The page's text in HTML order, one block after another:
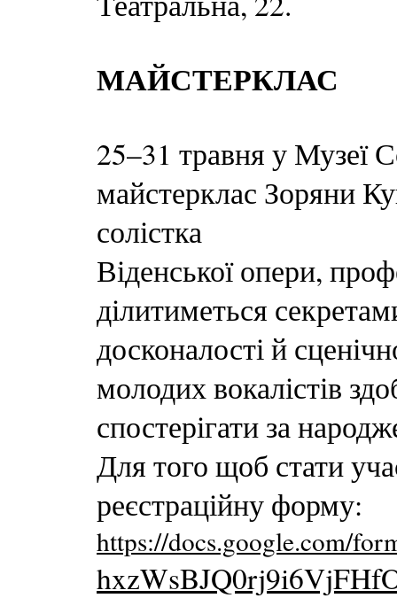
МАЙСТЕРКЛАС
25–31 травня у Музеї
майстерклас Зоряни
солістка
Віденської опери,
ділитиметься
досконалості й
молодих вокалістів
спостерігати за
Для того щоб стати
реєстраційну форму:
https://docs.google.com/